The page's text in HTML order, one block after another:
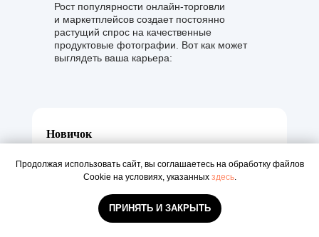
Рост популярности онлайн-торговли
и маркетплейсов создает постоянно
растущий спрос на качественные
продуктовые фотографии. Вот как может
выглядеть ваша карьера:
Новичок
Базовое портфолио работ для
маркетплейсов
Умение работать с простыми схемами
Продолжая использовать сайт, вы соглашаетесь на обработку файлов
Cookie на условиях, указанных здесь.
ПРИНЯТЬ И ЗАКРЫТЬ